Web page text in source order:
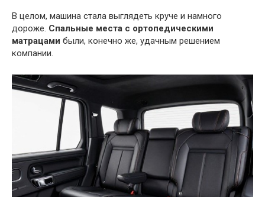
В целом, машина стала выглядеть круче и намного
дороже. Спальные места с ортопедическими
матрацами были, конечно же, удачным решением
компании.